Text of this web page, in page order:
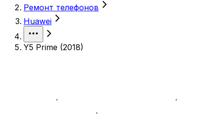
Ремонт телефонов
Huawei
Y5 Prime (2018)